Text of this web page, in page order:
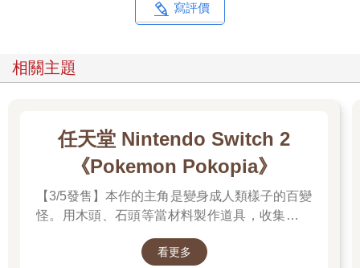
寫評價
相關主題
任天堂 Nintendo Switch 2
《Pokemon Pokopia》
【3/5發售】本作的主角是變身成人類樣子的百變
怪。用木頭、石頭等當材料製作道具，收集樹果
方吧。並且遊戲中的時間會與現實時間同步。體
看更多